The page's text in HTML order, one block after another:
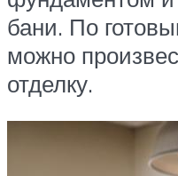
бани. По
можно
отделку.